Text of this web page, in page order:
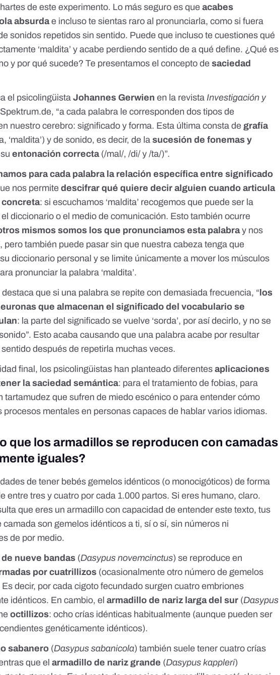
de este experimento. Lo más seguro es que acabes
absurdae incluso te sientas raro al pronunciarla, como si fuera
sonidos repetidos sin sentido. Puede que incluso te cuestiones qué
‘maldita’ y acabe perdiendo sentido de a qué define. ¿Qué es
y por qué sucede? Te presentamos el concepto de saciedad
el psicolingüistaJohannes Gerwien en la revistaInvestigación y
Spektrum.de, “a cada palabra le corresponden dos tipos de
nuestro cerebro: significado y forma. Esta última consta de grafía
‘maldita’) y de sonido, es decir, de lasucesión de fonemas y
suentonación correcta (/mal/, /di/ y /ta/)”.
para cada palabra la relación específica entre significado
nos permitedescifrar qué quiere decir alguien cuando articula
concreta: si escuchamos ‘maldita’ recogemos que puede ser la
diccionarioo el medio de comunicación. Esto también ocurre
mismos somos los que pronunciamos esta palabray nos
pero también puede pasar sin que nuestra cabeza tenga que
diccionario personal y se limite únicamente a mover los músculos
pronunciar la palabra ‘maldita’.
que si una palabra se repite con demasiada frecuencia, “ los
que almacenan el significado del vocabulario se
: la parte del significado se vuelve ‘sorda’, por así decirlo, y no se
Esto acaba causando que una palabra acabe por resultar
después de repetirla muchas veces.
final, los psicolingüistas han planteado diferentesaplicaciones
la saciedad semántica: para eltratamiento de fobias, para
tartamudez que sufren de miedo escénico o para entender cómo
procesos mentales en personas capaces de hablar varios idiomas.
que los armadillos se reproducen con camadas
iguales?
de tener bebés gemelos idénticos (o monocigóticos) de forma
entre tres y cuatro por cada 1.000 partos. Si eres humano, claro.
que eres un armadillo con capacidad de entender este texto, tus
camada son gemelos idénticos a ti, sí o sí, sin números ni
de por medio.
nueve bandas (Dasypus novemcinctus) se reproduce en
por cuatrillizos (ocasionalmente otro número de gemelos
Es decir, por cada cigoto fecundado surgen cuatro embriones
idénticos. En cambio, elarmadillo de nariz larga del sur (Dasypus
octillizos:ocho crías idénticas habitualmente (aunque pueden ser
genéticamente idénticos).
sabanero (Dasypus sabanicola)también suele tener cuatro crías
que elarmadillo de nariz grande (Dasypus kappleri)